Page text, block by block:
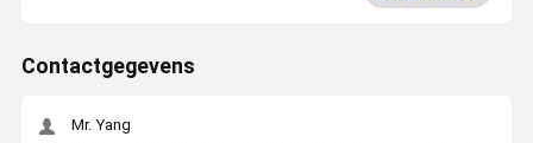
Contactgegevens
Mr. Yang